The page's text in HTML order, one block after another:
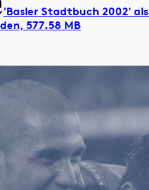
'Basler Stadtbuch 2002' als
577.58 MB